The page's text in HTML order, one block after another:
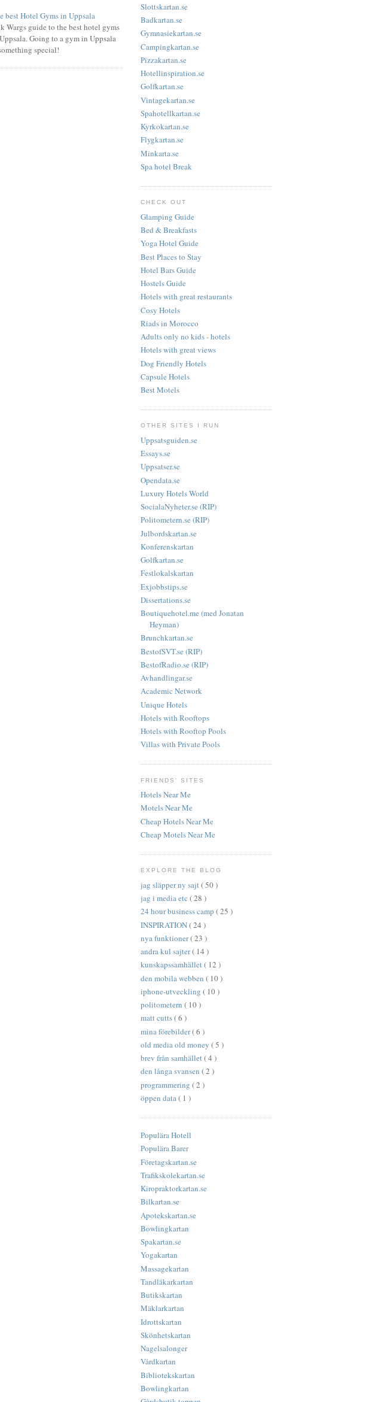
Slottskartan.se
Badkartan.se
Gymnasiekartan.se
Campingkartan.se
Pizzakartan.se
Hotellinspiration.se
Golfkartan.se
Vintagekartan.se
Spahotellkartan.se
Kyrkokartan.se
Flygkartan.se
Minkarta.se
Spa hotel Break
CHECK OUT
Glamping Guide
Bed & Breakfasts
Yoga Hotel Guide
Best Places to Stay
Hotel Bars Guide
Hostels Guide
Hotels with great restaurants
Cosy Hotels
Riads in Morocco
Adults only no kids - hotels
Hotels with great views
Dog Friendly Hotels
Capsule Hotels
Best Motels
OTHER SITES I RUN
Uppsatsguiden.se
Essays.se
Uppsatser.se
Opendata.se
Luxury Hotels World
SocialaNyheter.se (RIP)
Politometern.se (RIP)
Julbordskartan.se
Konferenskartan
Golfkartan.se
Festlokalskartan
Exjobbstips.se
Dissertations.se
Boutiquehotel.me (med Jonatan
Heyman)
Brunchkartan.se
BestofSVT.se (RIP)
BestofRadio.se (RIP)
Avhandlingar.se
Academic Network
Unique Hotels
Hotels with Rooftops
Hotels with Rooftop Pools
Villas with Private Pools
FRIENDS' SITES
Hotels Near Me
Motels Near Me
Cheap Hotels Near Me
Cheap Motels Near Me
EXPLORE THE BLOG
jag släpper ny sajt( 50 )
jag i media etc ( 28 )
24 hour business camp ( 25 )
INSPIRATION( 24 )
nya funktioner( 23 )
andra kul sajter( 14 )
kunskapssamhället( 12 )
den mobila webben ( 10 )
iphone-utveckling ( 10 )
politometern ( 10 )
matt cutts( 6 )
mina förebilder( 6 )
old media old money ( 5 )
brev från samhället( 4 )
den långa svansen ( 2 )
programmering ( 2 )
öppen data( 1 )
Populära Hotell
Populära Barer
Företagskartan.se
Trafikskolekartan.se
Kiropraktorkartan.se
Bilkartan.se
Apotekskartan.se
Bowlingkartan
Spakartan.se
Yogakartan
Massagekartan
Tandläkarkartan
Butikskartan
Mäklarkartan
Idrottskartan
Skönhetskartan
Nagelsalonger
Vårdkartan
Bibliotekskartan
Bowlingkartan
best Hotel Gyms in Uppsala
Wargs guide to the best hotel gyms
Going to a gym in Uppsala
special!